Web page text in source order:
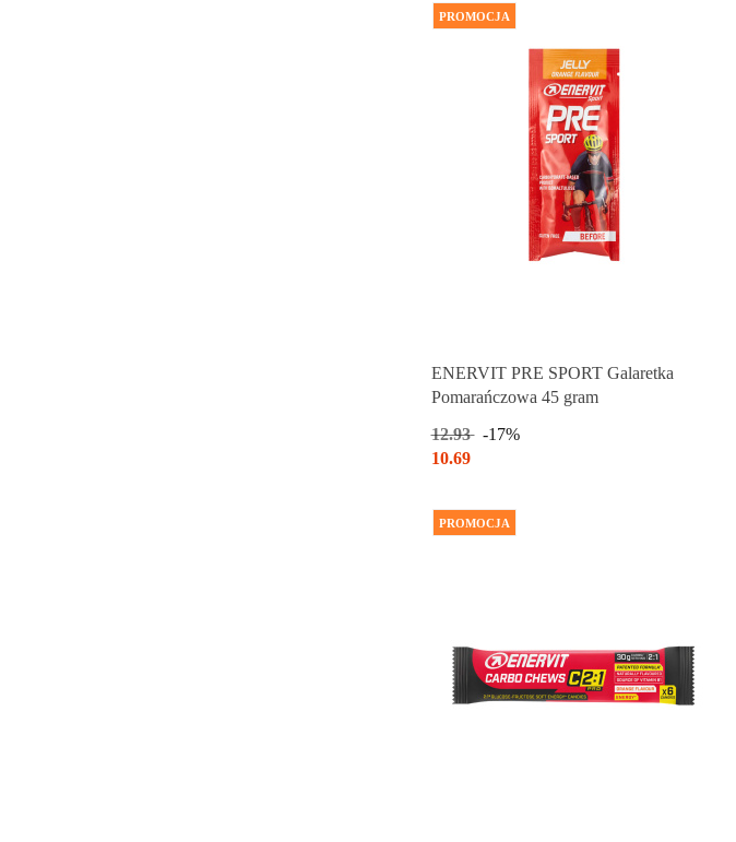
PROMOCJA
Produkt chwilowo niedostępny
ENERVIT PRE SPORT Galaretka
Pomarańczowa 45 gram
12.93
-17%
10.69
PROMOCJA